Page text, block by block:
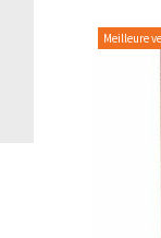
Meilleure